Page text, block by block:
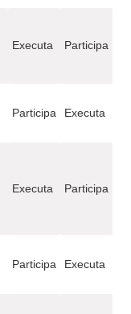
Executa Participa
Participa Executa
Executa Participa
Participa Executa